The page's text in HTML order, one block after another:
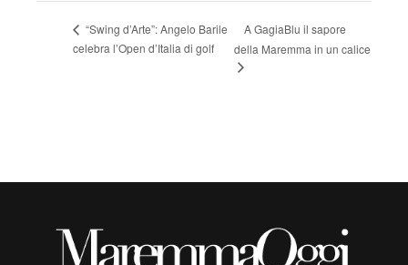
“Swing d’Arte”: Angelo Barile
celebra l’Open d’Italia di golf
A GagiaBlu il sapore
della Maremma in un calice